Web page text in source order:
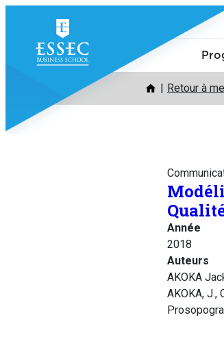
contenu
Retour à
Année
2018
Auteurs
AKOKA
AKOKA, J.,